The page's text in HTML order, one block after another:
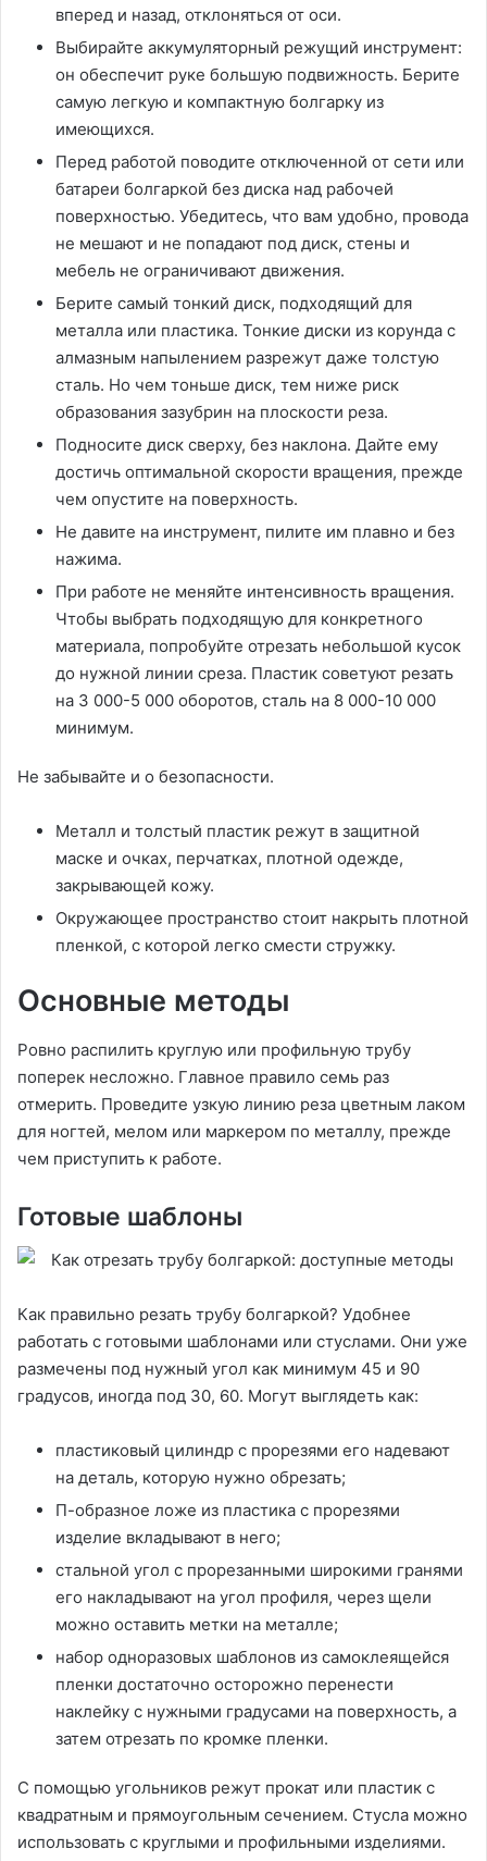
вперед и назад, отклоняться от оси.
Выбирайте аккумуляторный режущий инструмент:
он обеспечит руке большую подвижность. Берите
самую легкую и компактную болгарку из
имеющихся.
Перед работой поводите отключенной от сети или
батареи болгаркой без диска над рабочей
поверхностью. Убедитесь, что вам удобно, провода
не мешают и не попадают под диск, стены и
мебель не ограничивают движения.
Берите самый тонкий диск, подходящий для
металла или пластика. Тонкие диски из корунда с
алмазным напылением разрежут даже толстую
сталь. Но чем тоньше диск, тем ниже риск
образования зазубрин на плоскости реза.
Подносите диск сверху, без наклона. Дайте ему
достичь оптимальной скорости вращения, прежде
чем опустите на поверхность.
Не давите на инструмент, пилите им плавно и без
нажима.
При работе не меняйте интенсивность вращения.
Чтобы выбрать подходящую для конкретного
материала, попробуйте отрезать небольшой кусок
до нужной линии среза. Пластик советуют резать
на 3 000-5 000 оборотов, сталь на 8 000-10 000
минимум.
Не забывайте и о безопасности.
Металл и толстый пластик режут в защитной
маске и очках, перчатках, плотной одежде,
закрывающей кожу.
Окружающее пространство стоит накрыть плотной
пленкой, с которой легко смести стружку.
Основные методы
Ровно распилить круглую или профильную трубу
поперек несложно. Главное правило семь раз
отмерить. Проведите узкую линию реза цветным лаком
для ногтей, мелом или маркером по металлу, прежде
чем приступить к работе.
Готовые шаблоны
Как правильно резать трубу болгаркой? Удобнее
работать с готовыми шаблонами или стуслами. Они уже
размечены под нужный угол как минимум 45 и 90
градусов, иногда под 30, 60. Могут выглядеть как:
пластиковый цилиндр с прорезями его надевают
на деталь, которую нужно обрезать;
П-образное ложе из пластика с прорезями
изделие вкладывают в него;
стальной угол с прорезанными широкими гранями
его накладывают на угол профиля, через щели
можно оставить метки на металле;
набор одноразовых шаблонов из самоклеящейся
пленки достаточно осторожно перенести
наклейку с нужными градусами на поверхность, а
затем отрезать по кромке пленки.
С помощью угольников режут прокат или пластик с
квадратным и прямоугольным сечением. Стусла можно
использовать с круглыми и профильными изделиями.